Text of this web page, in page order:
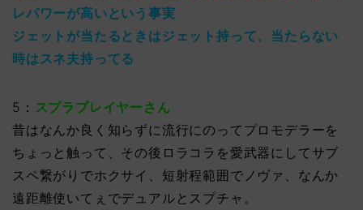
レパワーが高いという事実
ジェットが当たるときはジェット持って、当たらない
時はスネ夫持ってる
5： スプラプレイヤーさん
昔はなんか良く知らずに流行にのってプロモデラーを
ちょっと触って、その後ロラコラを愛武器にしてサブ
スペ繋がりでホクサイ、短射程範囲でノヴァ、なんか
遠距離使いてぇでデュアルとスプチャ。